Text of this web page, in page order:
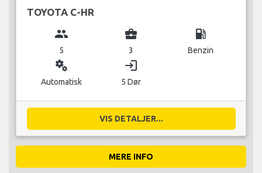
TOYOTA C-HR
group
5
business_center
3
local_gas_station
Benzin
miscellaneous_services
Automatisk
login
5 Dør
VIS DETALJER...
MERE INFO